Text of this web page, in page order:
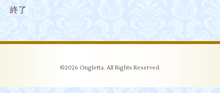
終了
©2026 Ongletta. All Rights Reserved.